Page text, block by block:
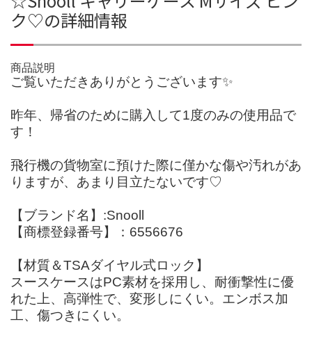
ク♡の詳細情報
商品説明
ご覧いただきありがとうございます✨
昨年、帰省のために購入して1度のみの使用品で
す！
飛行機の貨物室に預けた際に僅かな傷や汚れがあ
りますが、あまり目立たないです♡
【ブランド名】:Snooll
【商標登録番号】：6556676
【材質＆TSAダイヤル式ロック】
スースケースはPC素材を採用し、耐衝撃性に優
れた上、高弾性で、変形しにくい。エンボス加
工、傷つきにくい。